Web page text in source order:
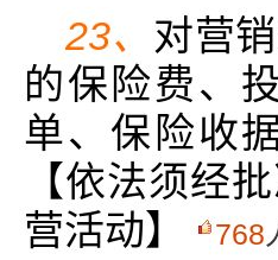
23、 对营
的保险费、
单、保险收
【依法须经
营活动】
768